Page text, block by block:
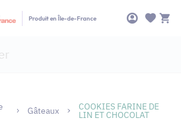
Produit en Île-de-France
Gâteaux COOKIES FARINE DE
LIN ET CHOCOLAT